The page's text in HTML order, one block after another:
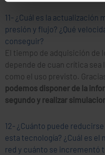
11- ¿Cuál es la actualización
presión y flujo? ¿Qué
conseguir?
El tiempo de adquisición de
depende de cuan crítica sea
como el uso previsto.
podemos disponer de la
segundo y realizar
12- ¿Cuánto puede
esta tecnología? ¿Cuál es el
red y cuánto se incrementó